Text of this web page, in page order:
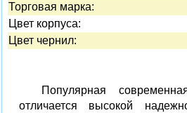
Торговая марка:
Цвет корпуса:
Цвет чернил:
Популярная
отличается высокой